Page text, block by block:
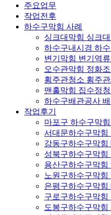
주요업무
작업전후
하수구막힘 사례
싱크대막힘 싱크
하수구내시경 하수
변기막힘 변기역
오수관막힘 정화
횡주관청소 횡주
맨홀막힘 집수정
하수구배관공사
작업후기
마포구 하수구막
서대문하수구막힘
강동구하수구막힘
성북구하수구막힘
용산구하수구막
노원구하수구막
은평구하수구막힘
구로구하수구막
도봉구하수구막